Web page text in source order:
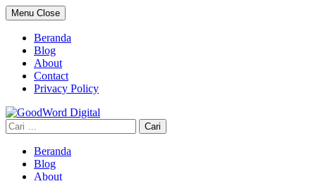
Skip
to
content
Menu Close
Beranda
Blog
About
Contact
Privacy Policy
Cari
untuk:
Beranda
Blog
About